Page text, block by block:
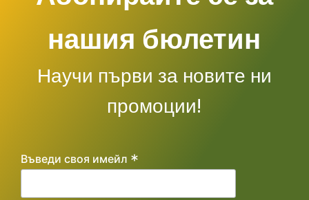
нашия бюлетин
Научи първи за новите ни
промоции!
Въведи своя имейл *